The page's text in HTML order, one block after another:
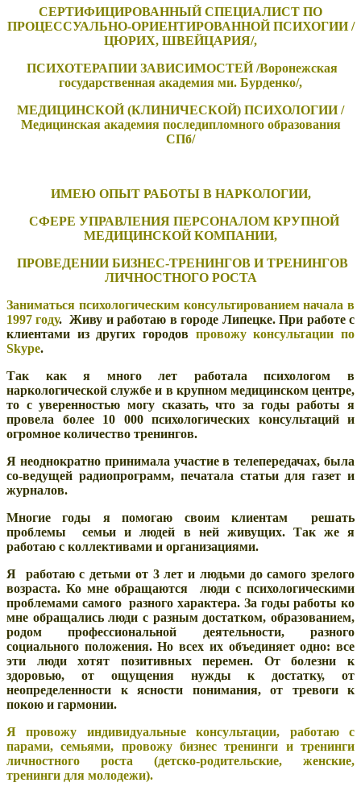
СЕРТИФИЦИРОВАННЫЙ СПЕЦИАЛИСТ ПО
ПРОЦЕССУАЛЬНО-ОРИЕНТИРОВАННОЙ ПСИХОГИИ /
ЦЮРИХ, ШВЕЙЦАРИЯ/,
ПСИХОТЕРАПИИ ЗАВИСИМОСТЕЙ /Воронежская
государственная академия ми. Бурденко/,
МЕДИЦИНСКОЙ (КЛИНИЧЕСКОЙ) ПСИХОЛОГИИ /
Медицинская академия последипломного образования
СПб/
ИМЕЮ ОПЫТ РАБОТЫ В НАРКОЛОГИИ,
СФЕРЕ УПРАВЛЕНИЯ ПЕРСОНАЛОМ КРУПНОЙ
МЕДИЦИНСКОЙ КОМПАНИИ,
ПРОВЕДЕНИИ БИЗНЕС-ТРЕНИНГОВ И ТРЕНИНГОВ
ЛИЧНОСТНОГО РОСТА
Заниматься психологическим консультированием начала в
1997 году. Живу и работаю в городе Липецке. При работе с
клиентами из других городов провожу консультации по
Skype.
Так как я много лет работала психологом в
наркологической службе и в крупном медицинском центре,
то с уверенностью могу сказать, что за годы работы я
провела более 10 000 психологических консультаций и
огромное количество тренингов.
Я неоднократно принимала участие в телепередачах, была
со-ведущей радиопрограмм, печатала статьи для газет и
журналов.
Многие годы я помогаю своим клиентам решать
проблемы семьи и людей в ней живущих. Так же я
работаю с коллективами и организациями.
Я работаю с детьми от 3 лет и людьми до самого зрелого
возраста. Ко мне обращаются люди с психологическими
проблемами самого разного характера. За годы работы ко
мне обращались люди с разным достатком, образованием,
родом профессиональной деятельности, разного
социального положения. Но всех их объединяет одно: все
эти люди хотят позитивных перемен. От болезни к
здоровью, от ощущения нужды к достатку, от
неопределенности к ясности понимания, от тревоги к
покою и гармонии.
Я провожу индивидуальные консультации, работаю с
парами, семьями, провожу бизнес тренинги и тренинги
личностного роста (детско-родительские, женские,
тренинги для молодежи).